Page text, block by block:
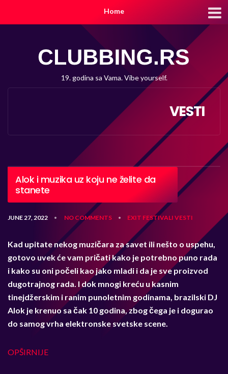
Home
19. godina sa Vama. Vibe yourself.
VESTI
Alok i muzika uz koju ne želite da
stanete
JUNE 27, 2022 • NO COMMENTS • EXIT FESTIVALI VESTI
Kad upitate nekog muzičara za savet ili nešto o uspehu,
gotovo uvek će vam pričati kako je potrebno puno rada
i kako su oni počeli kao jako mladi i da je sve proizvod
dugotrajnog rada. I dok mnogi kreću u kasnim
tinejdžerskim i ranim punoletnim godinama, brazilski DJ
Alok je krenuo sa čak 10 godina, zbog čega je i dogurao
do samog vrha elektronske svetske scene.
OPŠIRNIJE